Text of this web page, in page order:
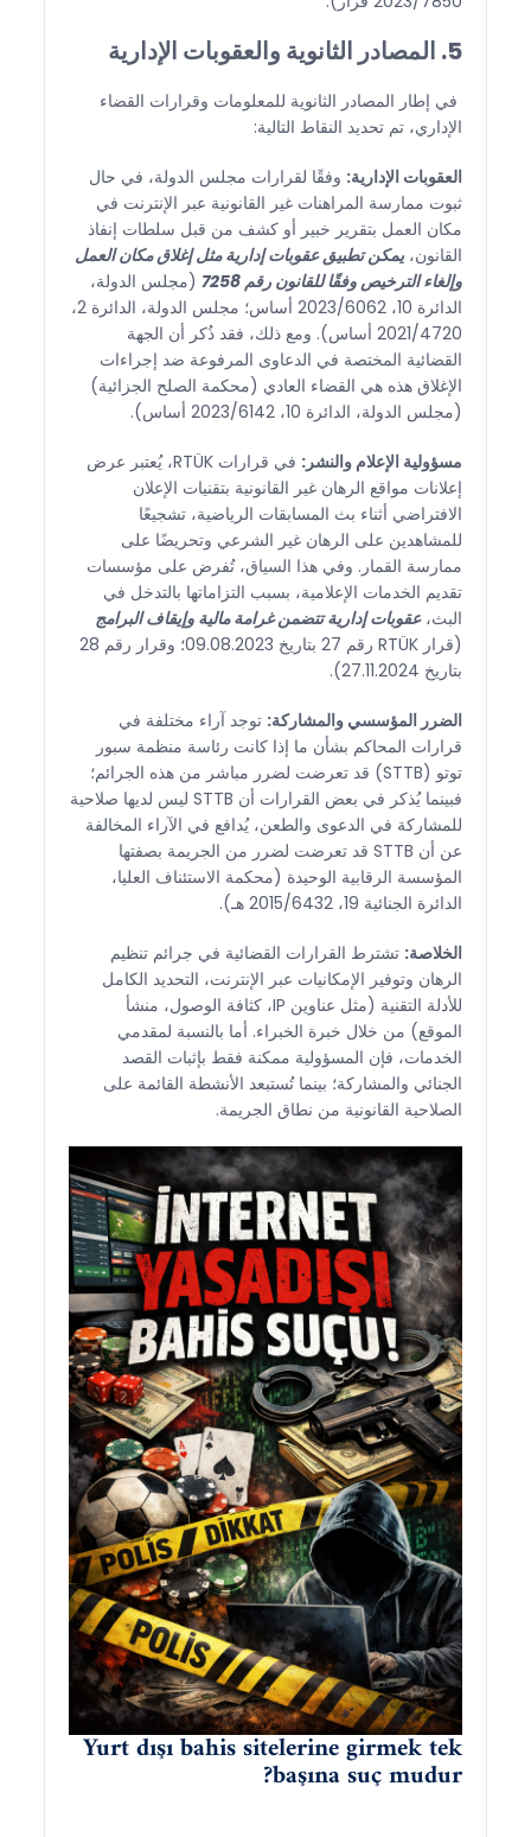
5. المصادر الثانوية والعقوبات الإدارية
في إطار المصادر الثانوية للمعلومات وقرارات القضاء
الإداري، تم تحديد النقاط التالية:
العقوبات الإدارية: وفقًا لقرارات مجلس الدولة، في حال
ثبوت ممارسة المراهنات غير القانونية عبر الإنترنت في
مكان العمل بتقرير خبير أو كشف من قبل سلطات إنفاذ
القانون،يمكن تطبيق عقوبات إدارية مثل إغلاق مكان العمل
وإلغاء الترخيص وفقًا للقانون رقم 7258
(مجلس الدولة،
الدائرة 10، 2023/6062 أساس؛ مجلس الدولة، الدائرة 2،
2021/4720 أساس). ومع ذلك، فقد ذُكر أن الجهة
القضائية المختصة في الدعاوى المرفوعة ضد إجراءات
الإغلاق هذه هي القضاء العادي (محكمة الصلح الجزائية)
(مجلس الدولة، الدائرة 10، 2023/6142 أساس).
مسؤولية الإعلام والنشر:
في قرارات RTÜK، يُعتبر عرض
إعلانات مواقع الرهان غير القانونية بتقنيات الإعلان
الافتراضي أثناء بث المسابقات الرياضية، تشجيعًا
للمشاهدين على الرهان غير الشرعي وتحريضًا على
ممارسة القمار. وفي هذا السياق، تُفرض على مؤسسات
تقديم الخدمات الإعلامية، بسبب التزاماتها بالتدخل في
البث،عقوبات إدارية تتضمن غرامة مالية وإيقاف البرامج
(قرار RTÜK رقم 27 بتاريخ 09.08.2023؛ وقرار رقم 28
بتاريخ 27.11.2024).
الضرر المؤسسي والمشاركة: توجد آراء مختلفة في
قرارات المحاكم بشأن ما إذا كانت رئاسة منظمة سبور
توتو (STTB) قد تعرضت لضرر مباشر من هذه الجرائم؛
فبينما يُذكر في بعض القرارات أن STTB ليس لديها صلاحية
للمشاركة في الدعوى والطعن، يُدافع في الآراء المخالفة
عن أن STTB قد تعرضت لضرر من الجريمة بصفتها
المؤسسة الرقابية الوحيدة (محكمة الاستئناف العليا،
الدائرة الجنائية 19، 2015/6432 هـ).
الخلاصة: تشترط القرارات القضائية في جرائم تنظيم
الرهان وتوفير الإمكانيات عبر الإنترنت، التحديد الكامل
للأدلة التقنية (مثل عناوين IP، كثافة الوصول، منشأ
الموقع) من خلال خبرة الخبراء. أما بالنسبة لمقدمي
الخدمات، فإن المسؤولية ممكنة فقط بإثبات القصد
الجنائي والمشاركة؛ بينما تُستبعد الأنشطة القائمة على
الصلاحية القانونية من نطاق الجريمة.
Yurt dışı bahis sitelerine girmek tek
başına suç mudur?